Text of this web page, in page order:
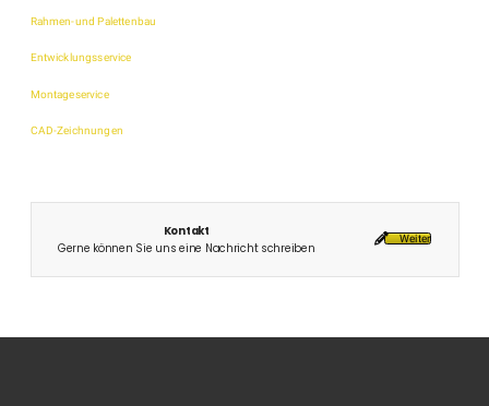
Rahmen-und Palettenbau
Entwicklungsservice
Montageservice
CAD-Zeichnungen
Kontakt
Gerne können Sie uns eine Nachricht schreiben
Weiter